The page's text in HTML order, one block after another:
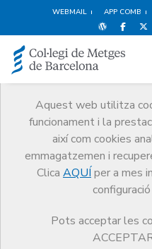
WEBMAIL APP COMB
Aquest web utilitza
funcionament i la
així com cookies
emmagatzemen i
Clica AQUÍ per a mes
Pots acceptar les
Cultura i oci
Altres serveis
Tots nosaltres. Xavier Amorós en